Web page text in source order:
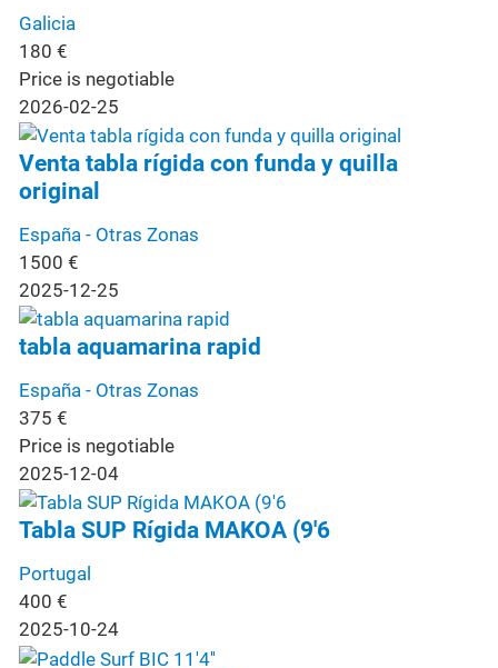
Galicia
180 €
Price is negotiable
2026-02-25
Venta tabla rígida con funda y quilla
original
España - Otras Zonas
1500 €
2025-12-25
tabla aquamarina rapid
España - Otras Zonas
375 €
Price is negotiable
2025-12-04
Tabla SUP Rígida MAKOA (9'6
Portugal
400 €
2025-10-24